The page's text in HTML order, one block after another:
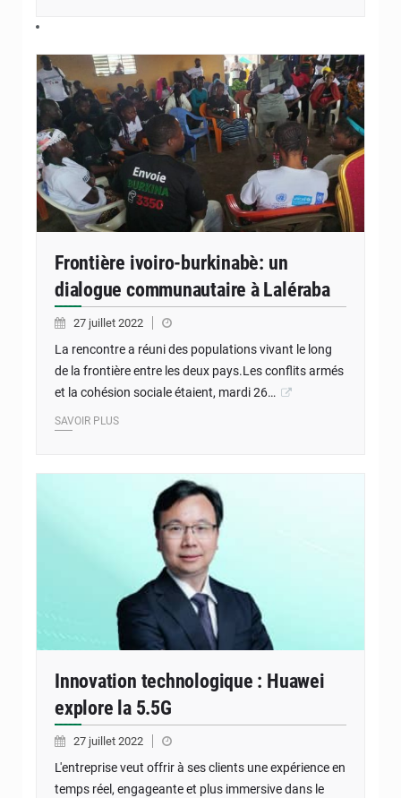
Frontière ivoiro-burkinabè: un
dialogue communautaire à Laléraba
27 juillet 2022
La rencontre a réuni des populations vivant le long
de la frontière entre les deux pays.Les conflits armés
et la cohésion sociale étaient, mardi 26…
SAVOIR PLUS
Innovation technologique : Huawei
explore la 5.5G
27 juillet 2022
L'entreprise veut offrir à ses clients une expérience en
temps réel, engageante et plus immersive dans le